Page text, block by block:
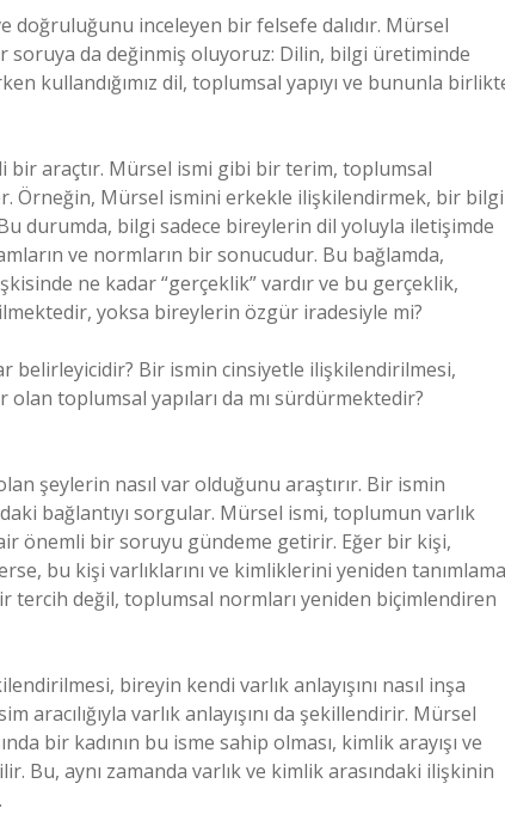
doğruluğunu inceleyen bir felsefe dalıdır. Mürsel
soruya da değinmiş oluyoruz: Dilin, bilgi üretiminde
kullandığımız dil, toplumsal yapıyı ve bununla
bir araçtır. Mürsel ismi gibi bir terim, toplumsal
Örneğin, Mürsel ismini erkekle ilişkilendirmek, bir bilgi
durumda, bilgi sadece bireylerin dil yoluyla iletişimde
ve normların bir sonucudur. Bu bağlamda,
ne kadar “gerçeklik” vardır ve bu gerçeklik,
yoksa bireylerin özgür iradesiyle mi?
belirleyicidir? Bir ismin cinsiyetle ilişkilendirilmesi,
olan toplumsal yapıları da mı sürdürmektedir?
şeylerin nasıl var olduğunu araştırır. Bir ismin
bağlantıyı sorgular. Mürsel ismi, toplumun varlık
önemli bir soruyu gündeme getirir. Eğer bir kişi,
bu kişi varlıklarını ve kimliklerini yeniden tanımlama
tercih değil, toplumsal normları yeniden biçimlendiren
bireyin kendi varlık anlayışını nasıl inşa
varlık anlayışını da şekillendirir. Mürsel
bir kadının bu isme sahip olması, kimlik arayışı ve
Bu, aynı zamanda varlık ve kimlik arasındaki ilişkinin